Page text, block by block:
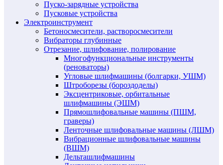
Пуско-зарядные устройства
Пусковые устройства
Электроинструмент
Бетоносмесители, растворосмесители
Вибраторы глубинные
Отрезание, шлифование, полирование
Многофункциональные инструменты
(реноваторы)
Угловые шлифмашины (болгарки, УШМ)
Штроборезы (бороздоделы)
Эксцентриковые, орбитальные
шлифмашины (ЭШМ)
Прямошлифовальные машины (ПШМ,
граверы)
Ленточные шлифовальные машины (ЛШМ)
Вибрационные шлифовальные машины
(ВШМ)
Дельташлифмашины